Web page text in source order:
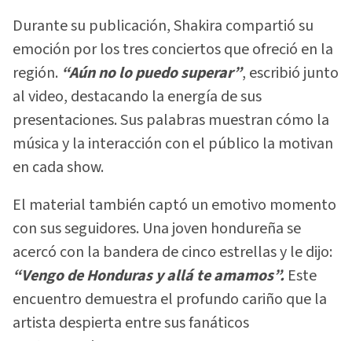
Durante su publicación, Shakira compartió su
emoción por los tres conciertos que ofreció en la
región. “Aún no lo puedo superar”, escribió junto
al video, destacando la energía de sus
presentaciones. Sus palabras muestran cómo la
música y la interacción con el público la motivan
en cada show.
El material también captó un emotivo momento
con sus seguidores. Una joven hondureña se
acercó con la bandera de cinco estrellas y le dijo:
“Vengo de Honduras y allá te amamos”. Este
encuentro demuestra el profundo cariño que la
artista despierta entre sus fanáticos